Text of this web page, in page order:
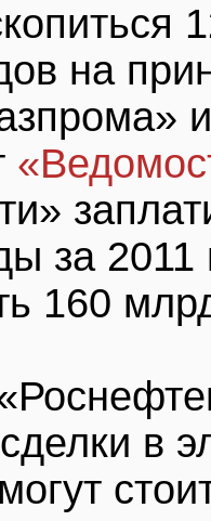
на
за 2011
160
в